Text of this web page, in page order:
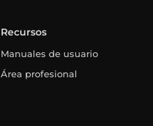
Recursos
Manuales de usuario
Área profesional